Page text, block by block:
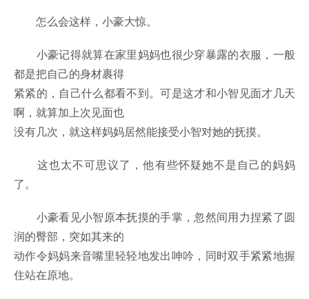
怎么会这样，小豪大惊。
小豪记得就算在家里妈妈也很少穿暴露的衣服，一般
都是把自己的身材裹得
紧紧的，自己什么都看不到。可是这才和小智见面才几天
啊，就算加上次见面也
没有几次，就这样妈妈居然能接受小智对她的抚摸。
这也太不可思议了，他有些怀疑她不是自己的妈妈
了。
小豪看见小智原本抚摸的手掌，忽然间用力捏紧了圆
润的臀部，突如其来的
动作令妈妈来音嘴里轻轻地发出呻吟，同时双手紧紧地握
住站在原地。